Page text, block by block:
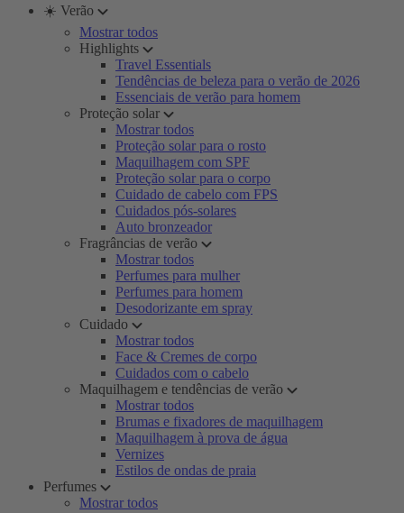
☀️ Verão
Mostrar todos
Highlights
Travel Essentials
Tendências de beleza para o verão de 2026
Essenciais de verão para homem
Proteção solar
Mostrar todos
Proteção solar para o rosto
Maquilhagem com SPF
Proteção solar para o corpo
Cuidado de cabelo com FPS
Cuidados pós-solares
Auto bronzeador
Fragrâncias de verão
Mostrar todos
Perfumes para mulher
Perfumes para homem
Desodorizante em spray
Cuidado
Mostrar todos
Face & Cremes de corpo
Cuidados com o cabelo
Maquilhagem e tendências de verão
Mostrar todos
Brumas e fixadores de maquilhagem
Maquilhagem à prova de água
Vernizes
Estilos de ondas de praia
Perfumes
Mostrar todos